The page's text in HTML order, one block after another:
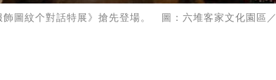
圖紋个對話特展》搶先登場。 圖：六堆客家文化園區